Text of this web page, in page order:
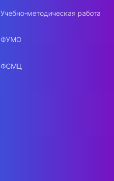
Учебно-методическая работа
ФУМО
ФСМЦ